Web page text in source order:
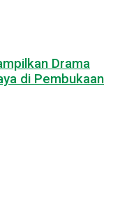
Drama
di Pembukaan